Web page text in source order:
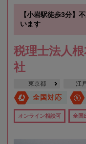
【小岩駅徒歩3分】
います
税理士法人
社
東京都 江
全国対応
オンライン相談可 全国